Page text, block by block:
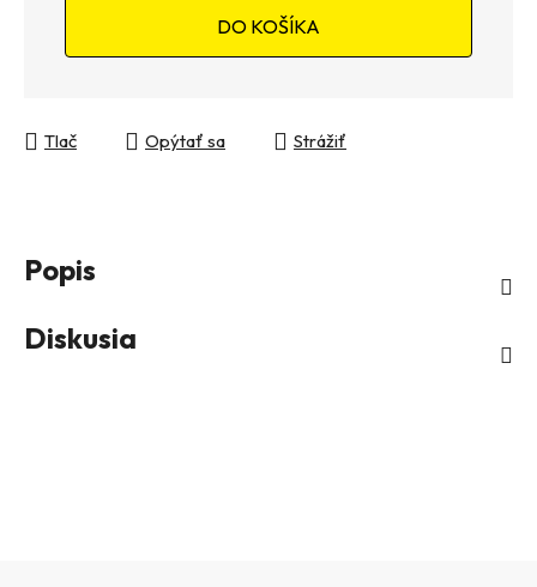
DO KOŠÍKA
Tlač Opýtať sa Strážiť
Popis
Diskusia